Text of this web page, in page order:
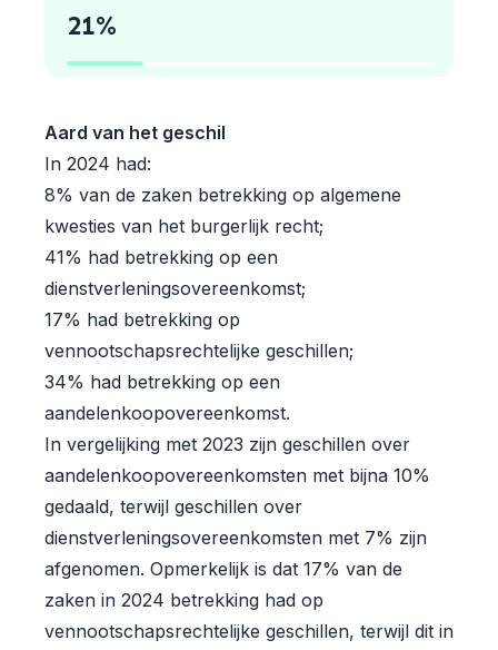
21%
Aard van het geschil
In 2024 had:
8% van de zaken betrekking op algemene
kwesties van het burgerlijk recht;
41% had betrekking op een
dienstverleningsovereenkomst;
17% had betrekking op
vennootschapsrechtelijke geschillen;
34% had betrekking op een
aandelenkoopovereenkomst.
In vergelijking met 2023 zijn geschillen over
aandelenkoopovereenkomsten met bijna 10%
gedaald, terwijl geschillen over
dienstverleningsovereenkomsten met 7% zijn
afgenomen. Opmerkelijk is dat 17% van de
zaken in 2024 betrekking had op
vennootschapsrechtelijke geschillen, terwijl dit in